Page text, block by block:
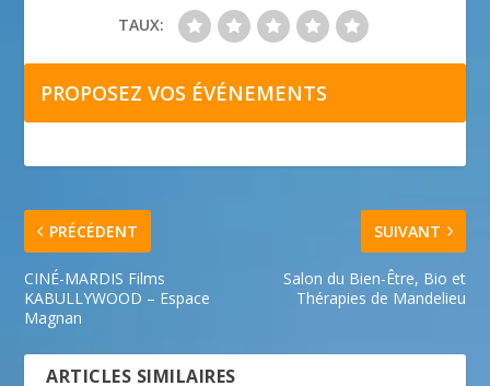
TAUX:
PROPOSEZ VOS ÉVÉNEMENTS
PRÉCÉDENT
CINÉ-MARDIS Films
KABULLYWOOD – Espace
Magnan
SUIVANT
Salon du Bien-Être, Bio et
Thérapies de Mandelieu
ARTICLES SIMILAIRES